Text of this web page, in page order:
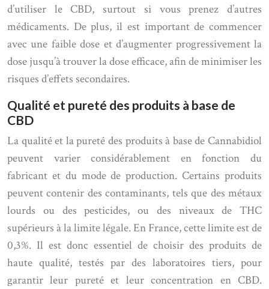
d’utiliser le CBD, surtout si vous prenez d’autres
médicaments. De plus, il est important de commencer
avec une faible dose et d’augmenter progressivement la
dose jusqu’à trouver la dose efficace, afin de minimiser les
risques d’effets secondaires.
Qualité et pureté des produits à base de
CBD
La qualité et la pureté des produits à base de Cannabidiol
peuvent varier considérablement en fonction du
fabricant et du mode de production. Certains produits
peuvent contenir des contaminants, tels que des métaux
lourds ou des pesticides, ou des niveaux de THC
supérieurs à la limite légale. En France, cette limite est de
0,3%. Il est donc essentiel de choisir des produits de
haute qualité, testés par des laboratoires tiers, pour
garantir leur pureté et leur concentration en CBD.